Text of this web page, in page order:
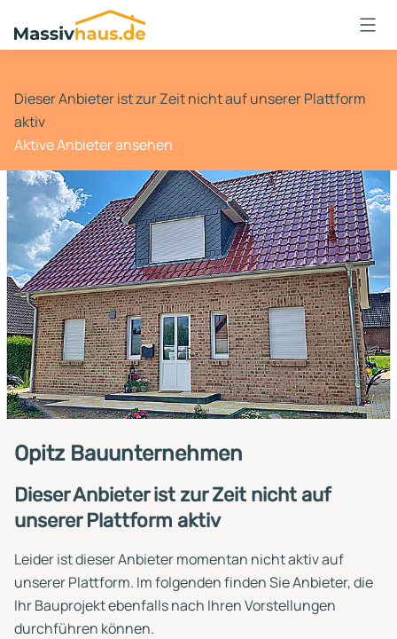
Massivhaus
Logo
Dieser Anbieter ist zur Zeit nicht auf unserer Plattform
aktiv
Aktive Anbieter ansehen
Opitz Bauunternehmen
Dieser Anbieter ist zur Zeit nicht auf
unserer Plattform aktiv
Leider ist dieser Anbieter momentan nicht aktiv auf
unserer Plattform. Im folgenden finden Sie Anbieter, die
Ihr Bauprojekt ebenfalls nach Ihren Vorstellungen
durchführen können.